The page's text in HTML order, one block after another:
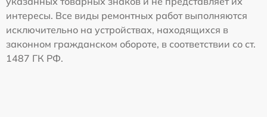
интересы. Все виды ремонтных работ выполняются
исключительно на устройствах, находящихся в
законном гражданском обороте, в соответствии со ст.
1487 ГК РФ.